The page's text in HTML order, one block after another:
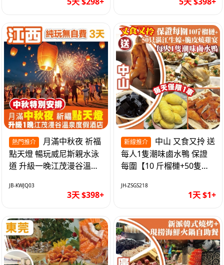
熱門推介
點天燈 暢玩威尼斯親水泳
道 升級一晚江茂漫谷溫泉
純玩3天
JB-KWJQ03
3天 $398+
新線推介
每人1隻潮味鹵水鴨 保證
每圍【10 斤榴槤+50隻湛
1天
JH-ZSGS218
1天 $1+